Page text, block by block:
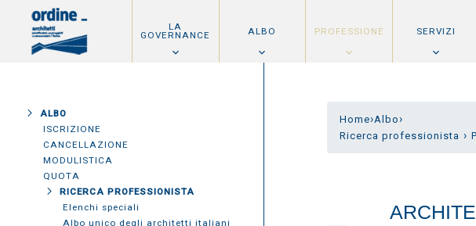
LA
GOVERNANCE ALBO PROFESSIONE SERVIZI
ALBO
ISCRIZIONE
CANCELLAZIONE
MODULISTICA
QUOTA
RICERCA PROFESSIONISTA
Elenchi speciali
Albo unico degli architetti italiani
Home›Albo›
Ricerca professionista ›